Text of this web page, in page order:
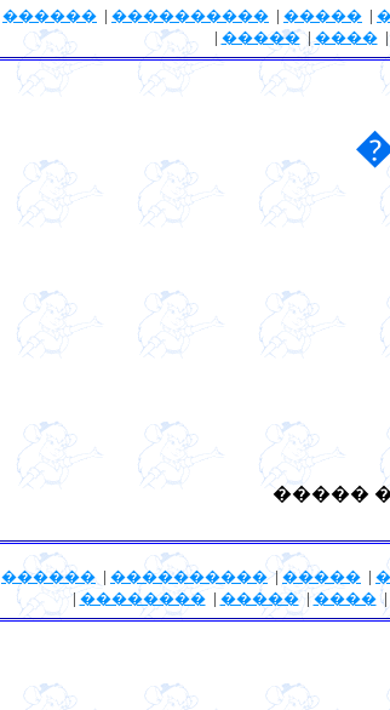
������ | ���������� | ����� |
| �����|����|
�����
������| ����������|����� |
| ��������| �����|����|